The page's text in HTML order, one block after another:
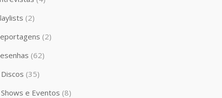
(2)
(2)
(62)
Discos (35)
Shows e Eventos (8)